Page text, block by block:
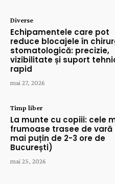
Diverse
Echipamentele care pot
reduce blocajele în
stomatologică: precizie,
vizibilitate și suport
rapid
mai 27, 2026
Timp liber
La munte cu copiii: cele
frumoase trasee de vară
mai puțin de 2-3 ore de
București)
mai 25, 2026